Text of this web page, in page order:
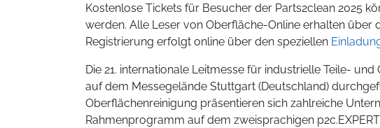
Kostenlose Tickets für Besucher der Parts2clean 2025
werden. Alle Leser von Oberfläche-Online erhalten über
Registrierung erfolgt online über den speziellen
Die 21. internationale Leitmesse für industrielle Teile-
auf dem Messegelände Stuttgart (Deutschland)
Oberflächenreinigung präsentieren sich zahlreiche
Rahmenprogramm auf dem zweisprachigen